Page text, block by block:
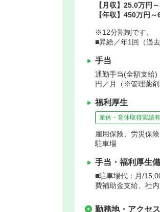
【月収】25.0万円
【年収】450万円
※12分割制です。
■昇給／年1回（過去
手当
通勤手当(全額支
円／月（※管理薬
福利厚生
産休・育休取得実績
雇用保険、労災保
駐車場
手当・福利厚生
■駐車場代：月/
費補助金支給、社
勤務地・アクセス